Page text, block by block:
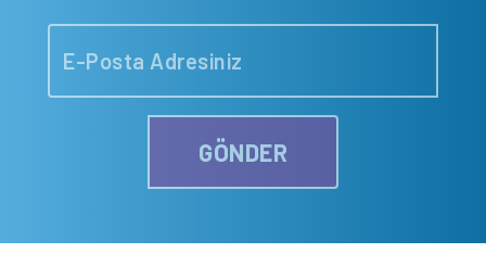
GÖNDER